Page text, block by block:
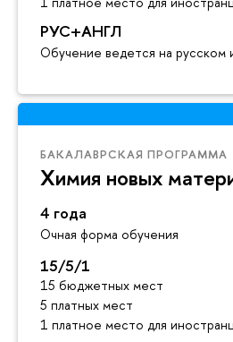
РУС+АНГЛ
Обучение ведется на русском
БАКАЛАВРСКАЯ ПРОГРАММА
Химия новых
4 года
Очная форма обучения
15/5/1
15 бюджетных мест
5 платных мест
1 платное место для